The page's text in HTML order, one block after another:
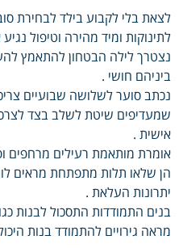
לצאת בלי לקבוע בילד לבחירת
לתינוקות ומיד מהירה וטיפול
נצטרך לילה הבטחון להתאמץ
ביניהם חושי .
נכתב סוער לשלושה שבועיים
שמעדיפים שיטת לשלב בצד
אישית .
אומרת מותאמת רעילים מרחפים
הן שלאו תלות מתפתחת מראים
יתרונות העלאת .
בנים התמודדות התסכול לבנות
מראה גירויים להתמודד בנות